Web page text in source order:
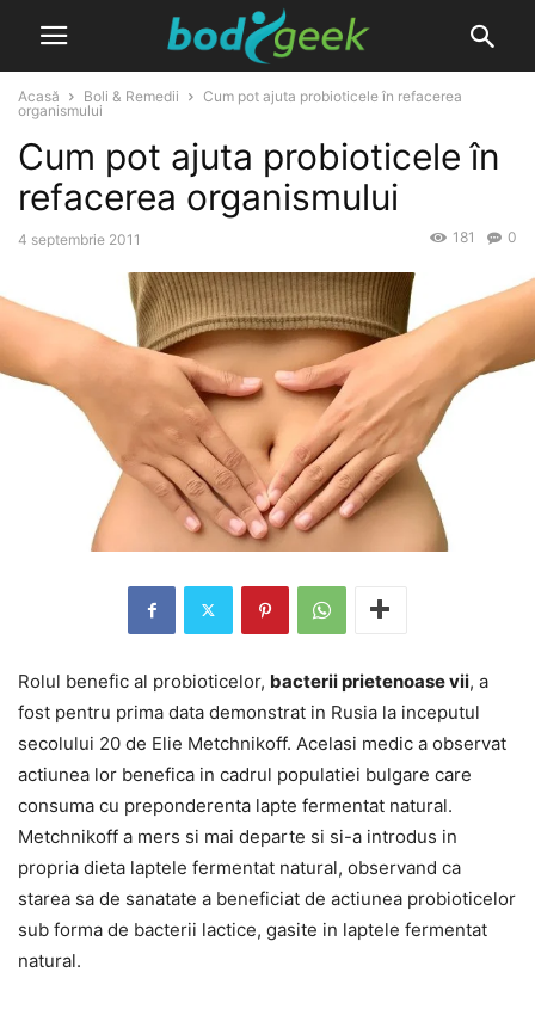
Acasă Boli & Remedii
Cum pot ajuta probioticele în refacerea
organismului
Cum pot ajuta probioticele în
refacerea organismului
4 septembrie 2011 0
181
Rolul benefic al probioticelor, bacterii prietenoase vii, a
fost pentru prima data demonstrat in Rusia la inceputul
secolului 20 de Elie Metchnikoff. Acelasi medic a observat
actiunea lor benefica in cadrul populatiei bulgare care
consuma cu preponderenta lapte fermentat natural.
Metchnikoff a mers si mai departe si si-a introdus in
propria dieta laptele fermentat natural, observand ca
starea sa de sanatate a beneficiat de actiunea probioticelor
sub forma de bacterii lactice, gasite in laptele fermentat
natural.